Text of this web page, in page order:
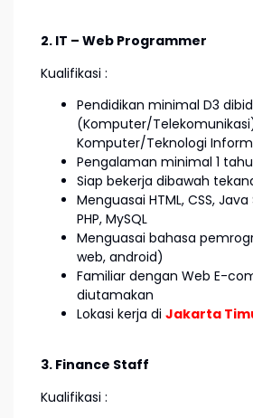
2. IT – Web Programmer
Kualifikasi :
Pendidikan minimal D3
(Komputer/
Komputer/Teknologi
Pengalaman minimal 1
Siap bekerja dibawah
Menguasai HTML, CSS,
PHP, MySQL
Menguasai bahasa
web, android)
Familiar dengan Web E-
diutamakan
Lokasi kerja di Jakarta
3. Finance Staff
Kualifikasi :